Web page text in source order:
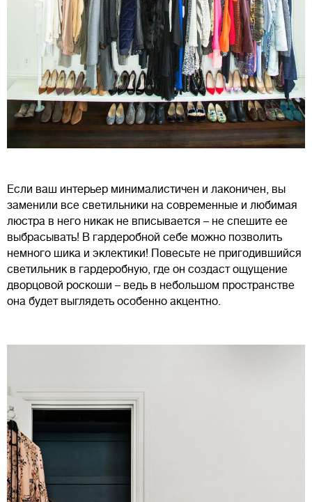
Если ваш интерьер минималистичен и лаконичен, вы
заменили все светильники на современные и любимая
люстра в него никак не вписывается – не спешите ее
выбрасывать! В гардеробной себе можно позволить
немного шика и эклектики! Повесьте не пригодившийся
светильник в гардеробную, где он создаст ощущение
дворцовой роскоши – ведь в небольшом пространстве
она будет выглядеть особенно акцентно.